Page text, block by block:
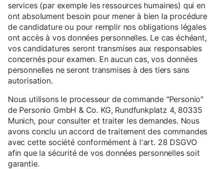
services (par exemple les ressources humaines) qui en
ont absolument besoin pour mener à bien la procédure
de candidature ou pour remplir nos obligations légales
ont accès à vos données personnelles. Le cas échéant,
vos candidatures seront transmises aux responsables
concernés pour examen. En aucun cas, vos données
personnelles ne seront transmises à des tiers sans
autorisation.
Nous utilisons le processeur de commande "Personio"
de Personio GmbH & Co. KG, Rundfunkplatz 4, 80335
Munich, pour consulter et traiter les demandes. Nous
avons conclu un accord de traitement des commandes
avec cette société conformément à l'art. 28 DSGVO
afin que la sécurité de vos données personnelles soit
garantie.